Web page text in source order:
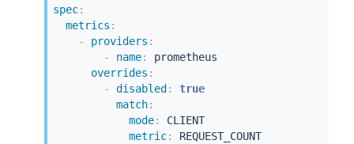
spec:
metrics :
-
providers :
-
name:
prometheus
overrides :
-
disabled :
true
match:
mode:
CLIENT
metric: REQUEST_COUNT